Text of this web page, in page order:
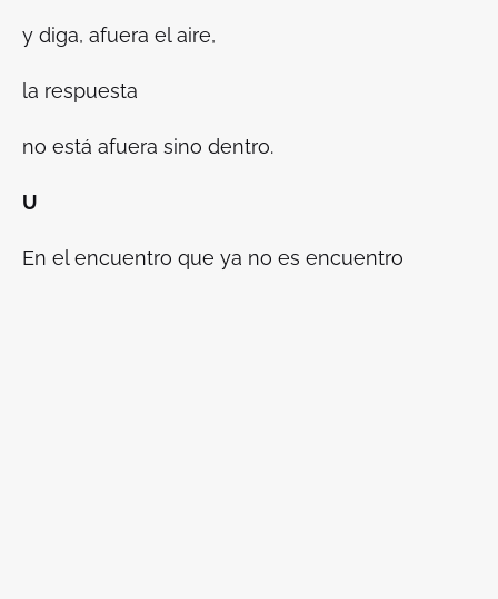
y diga, afuera el aire,
la respuesta
no está afuera sino dentro.
U
En el encuentro que ya no es encuentro